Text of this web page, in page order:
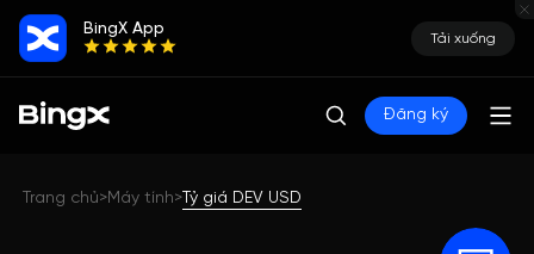
BingX App
Tải xuống
Đăng ký
Trang chủ>Máy tính>Tỷ giá DEV USD